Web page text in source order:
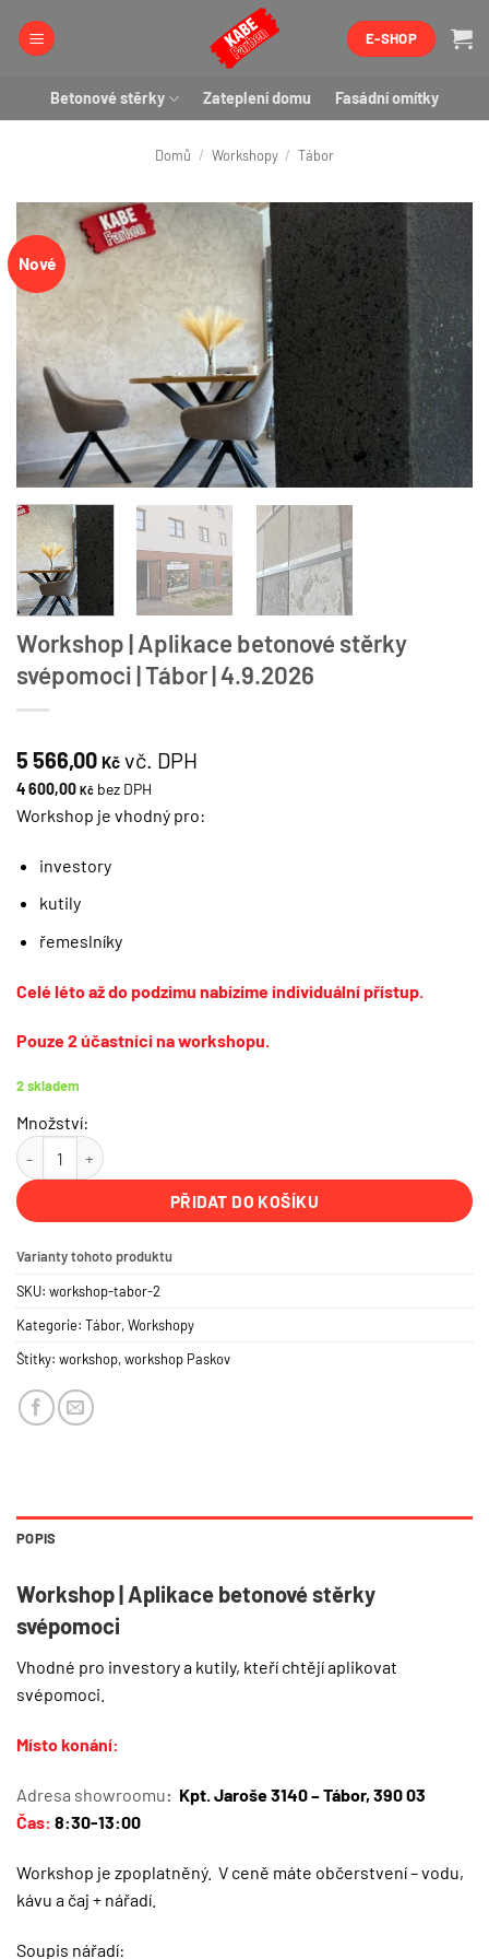
E-SHOP
Betonové stěrky Zateplení domu Fasádní omítky
Domů / Workshopy / Tábor
Nové
Workshop | Aplikace betonové stěrky
svépomoci | Tábor | 4.9.2026
5 566,00 Kč vč. DPH
4 600,00 Kč bez DPH
Workshop je vhodný pro:
investory
kutily
řemeslníky
Celé léto až do podzimu nabízíme individuální přístup.
Pouze 2 účastníci na workshopu.
2 skladem
Množství:
Workshop | Aplikace betonové stěrky svépomoci | Tábor | 4.9.2026
PŘIDAT DO KOŠÍKU
Varianty tohoto produktu
SKU: workshop-tabor-2
Kategorie: Tábor,Workshopy
Štítky: workshop,workshop Paskov
POPIS
Workshop | Aplikace betonové stěrky
svépomoci
Vhodné pro investory a kutily, kteří chtějí aplikovat
svépomoci.
Místo konání:
Adresa showroomu: Kpt. Jaroše 3140 – Tábor, 390 03
Čas: 8:30-13:00
Workshop je zpoplatněný. V ceně máte občerstvení – vodu,
kávu a čaj + nářadí.
Soupis nářadí: